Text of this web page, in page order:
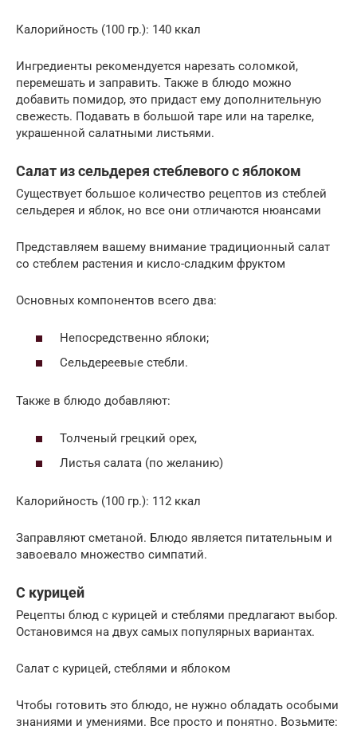
Калорийность (100 гр.): 140 ккал
Ингредиенты рекомендуется нарезать соломкой,
перемешать и заправить. Также в блюдо можно
добавить помидор, это придаст ему дополнительную
свежесть. Подавать в большой таре или на тарелке,
украшенной салатными листьями.
Салат из сельдерея стеблевого с яблоком
Существует большое количество рецептов из стеблей
сельдерея и яблок, но все они отличаются нюансами
Представляем вашему внимание традиционный салат
со стеблем растения и кисло-сладким фруктом
Основных компонентов всего два:
Непосредственно яблоки;
Сельдереевые стебли.
Также в блюдо добавляют:
Толченый грецкий орех,
Листья салата (по желанию)
Калорийность (100 гр.): 112 ккал
Заправляют сметаной. Блюдо является питательным и
завоевало множество симпатий.
С курицей
Рецепты блюд с курицей и стеблями предлагают выбор.
Остановимся на двух самых популярных вариантах.
Салат с курицей, стеблями и яблоком
Чтобы готовить это блюдо, не нужно обладать особыми
знаниями и умениями. Все просто и понятно. Возьмите: